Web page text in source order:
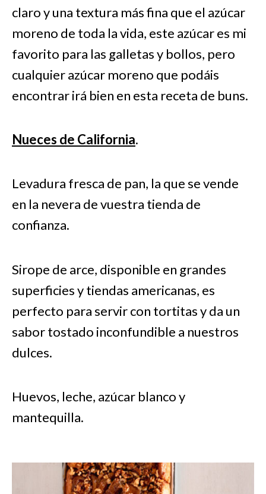
claro y una textura más fina que el azúcar
moreno de toda la vida, este azúcar es mi
favorito para las galletas y bollos, pero
cualquier azúcar moreno que podáis
encontrar irá bien en esta receta de buns.
Nueces de California.
Levadura fresca de pan, la que se vende
en la nevera de vuestra tienda de
confianza.
Sirope de arce, disponible en grandes
superficies y tiendas americanas, es
perfecto para servir con tortitas y da un
sabor tostado inconfundible a nuestros
dulces.
Huevos, leche, azúcar blanco y
mantequilla.